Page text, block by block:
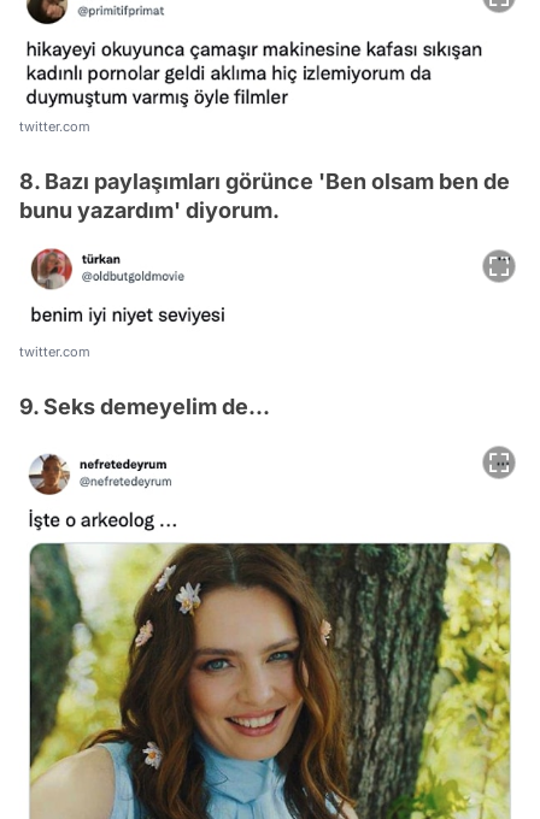
twitter.com
8. Bazı paylaşımları görünce 'Ben olsam ben de
bunu yazardım' diyorum.
twitter.com
9. Seks demeyelim de...